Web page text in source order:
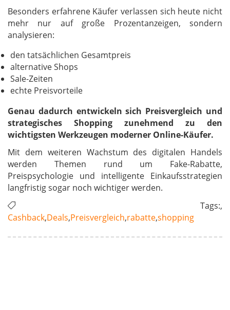
Besonders erfahrene Käufer verlassen sich heute nicht
mehr nur auf große Prozentanzeigen, sondern
analysieren:
den tatsächlichen Gesamtpreis
alternative Shops
Sale-Zeiten
echte Preisvorteile
Genau dadurch entwickeln sich Preisvergleich und
strategisches Shopping zunehmend zu den
wichtigsten Werkzeugen moderner Online-Käufer.
Mit dem weiteren Wachstum des digitalen Handels
werden Themen rund um Fake-Rabatte,
Preispsychologie und intelligente Einkaufsstrategien
langfristig sogar noch wichtiger werden.
Tags:,
Cashback,Deals,Preisvergleich,rabatte,shopping